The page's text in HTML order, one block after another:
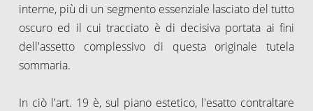
interne, più di un segmento essenziale lasciato del tutto
oscuro ed il cui tracciato è di decisiva portata ai fini
dell'assetto complessivo di questa originale tutela
sommaria.
In ciò l'art. 19 è, sul piano estetico, l'esatto contraltare